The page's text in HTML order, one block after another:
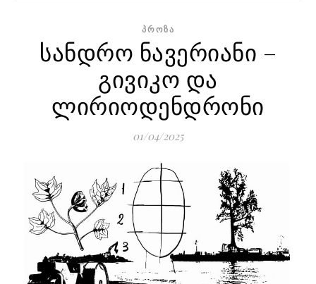
ᲞᲠᲝᲖᲐ
სანდრო ნავერიანი –
გივიკო და
ლირიოდენდრონი
01/04/2025